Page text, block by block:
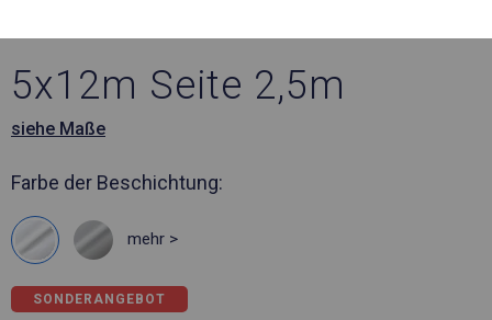
5x12m Seite 2,5m
siehe Maße
Farbe der Beschichtung:
mehr >
SONDERANGEBOT